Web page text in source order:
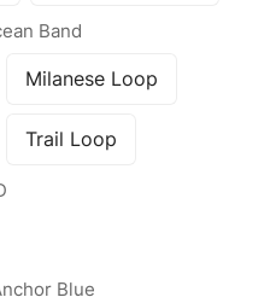
Band
Milanese Loop
Trail Loop
Blue